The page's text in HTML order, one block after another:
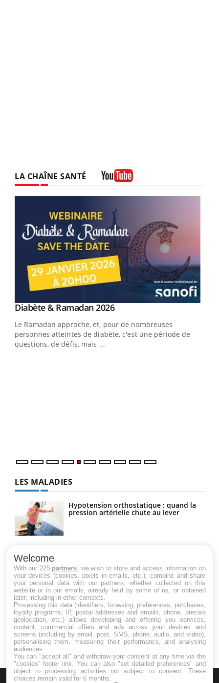
LA CHAÎNE SANTÉ
Youtube
Diabète & Ramadan 2026Youtube
Le Ramadan approche, et, pour de nombreuses
personnes atteintes de diabète, c'est une période de
questions, de défis, mais ...
LES MALADIES
Hypotension orthostatique : quand la
pression artérielle chute au lever
Maladie de Charcot (Sclérose latérale
amyotrophique)
Welcome
With our 225 partners , we wish to store and access information on
your devices (cookies, pixels in emails, etc.), combine and share
your personal data with our partners, whether collected on this
website or in our emails, already held by some of us, or obtained
later, including in other contexts.
Processing this data (identifiers, browsing, preferences, purchases,
loyalty programs, IP, postal addresses and emails, phone, precise
geolocation, etc.) allows developing and offering you services,
content, commercial offers and ads across your devices and
screens (including by email, post, SMS, phone, audio, and video),
personalising them, measuring their performance, and analysing
audiences.
You can "accept all" and withdraw your consent at any time via the
"cookies" footer link . You can also "set detailed preferences" and
object to processing activities not subject to consent. These
choices remain valid for 6 months.